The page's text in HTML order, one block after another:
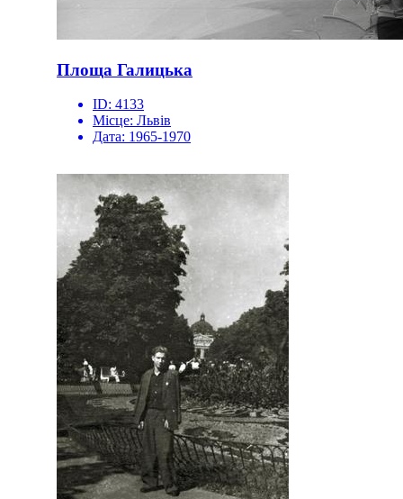
Площа Галицька
ID: 4133
Місце: Львів
Дата: 1965-1970